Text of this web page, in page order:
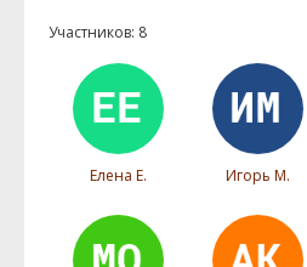
Участников: 8
Елена Е. Игорь М.